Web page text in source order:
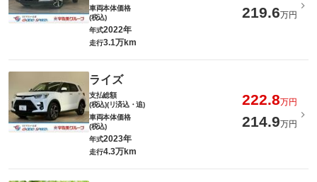
車両本体価格
(税込)
219.6万円
年式2022年
走行3.1万km
ライズ
支払総額
(税込)(リ済込・追)
222.8万円
車両本体価格
(税込)
214.9万円
年式2023年
走行4.3万km